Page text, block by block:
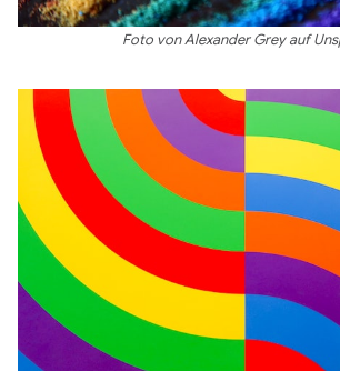
Foto von Alexander Grey auf